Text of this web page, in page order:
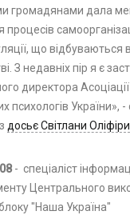
громадянами дала
процесів
що відбуваються в
З недавніх пір я є
директора Асоціації
психологів України»,
досьє Світлани Оліфіри
- спеціаліст
Центрального
"Наша Україна"